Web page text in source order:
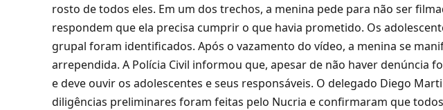
rosto de todos eles. Em um dos trechos, a menina pede para não ser
respondem que ela precisa cumprir o que havia prometido. Os
grupal foram identificados. Após o vazamento do vídeo, a menina se
arrependida. A Polícia Civil informou que, apesar de não haver denúncia
e deve ouvir os adolescentes e seus responsáveis. O delegado Diego
diligências preliminares foram feitas pelo Nucria e confirmaram que